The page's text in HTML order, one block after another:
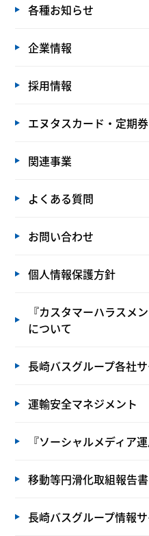
各種お知らせ
企業情報
採用情報
エヌタスカード・定期券
関連事業
よくある質問
お問い合わせ
個人情報保護方針
『カスタマーハラスメ
について
長崎バスグループ各社
運輸安全マネジメント
『ソーシャルメディア
移動等円滑化取組報告書
長崎バスグループ情報